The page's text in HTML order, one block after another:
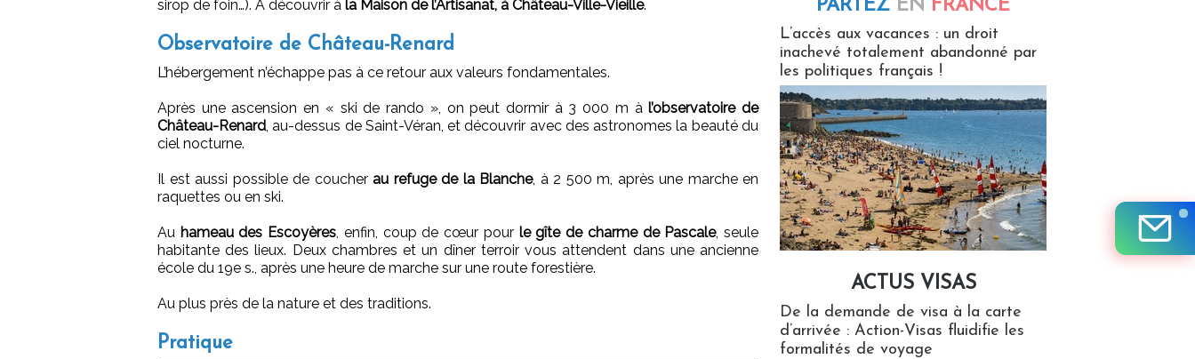
sirop de foin…). A découvrir à la Maison de l’Artisanat, à Château-Ville-Vieille.
Observatoire de Château-Renard
L’hébergement n’échappe pas à ce retour aux valeurs fondamentales.
Après une ascension en « ski de rando », on peut dormir à 3 000 m àl’observatoire de
Château-Renard, au-dessus de Saint-Véran, et découvrir avec des astronomes la beauté du
ciel nocturne.
Il est aussi possible de coucher au refuge de la Blanche, à 2 500 m, après une marche en
raquettes ou en ski.
Au hameau des Escoyères, enfin, coup de cœur pour le gîte de charme de Pascale, seule
habitante des lieux. Deux chambres et un dîner terroir vous attendent dans une ancienne
école du 19e s., après une heure de marche sur une route forestière.
Au plus près de la nature et des traditions.
Pratique
PARTEZ EN FRANCE
L’accès aux vacances : un droit
inachevé totalement abandonné par
les politiques français !
ACTUS VISAS
De la demande de visa à la carte
d’arrivée : Action-Visas fluidifie les
formalités de voyage